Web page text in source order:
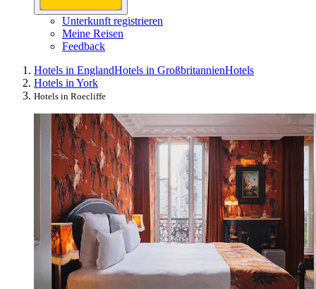
Unterkunft registrieren
Meine Reisen
Feedback
Hotels in EnglandHotels in GroßbritannienHotels
Hotels in York
Hotels in Roecliffe